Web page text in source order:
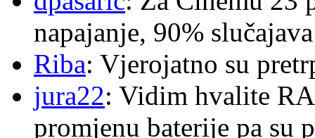
napajanje, 90%
Riba: Vjerojatno su
jura22: Vidim hvalite
promjenu baterije pa su